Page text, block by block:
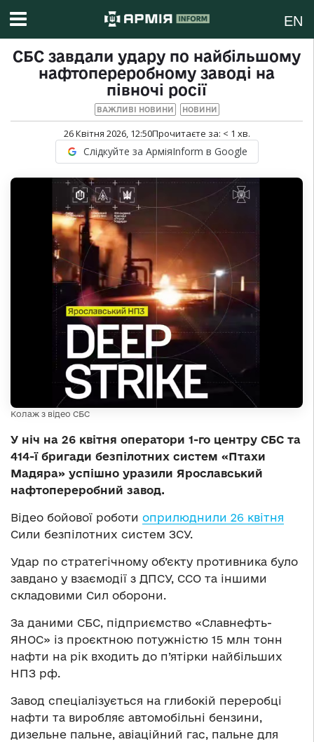
EN
СБС завдали удару по найбільшому
нафтопереробному заводі на
півночі росії
ВАЖЛИВІ НОВИНИ НОВИНИ
26 Квітня 2026, 12:50Прочитаєте за: < 1 хв.
Слідкуйте за АрміяInform в Google
Колаж з відео СБС
У ніч на 26 квітня оператори 1-го центру СБС та
414-ї бригади безпілотних систем «Птахи
Мадяра» успішно уразили Ярославський
нафтопереробний завод.
Відео бойової роботи оприлюднили 26 квітня
Сили безпілотних систем ЗСУ.
Удар по стратегічному об’єкту противника було
завдано у взаємодії з ДПСУ, ССО та іншими
складовими Сил оборони.
За даними СБС, підприємство «Славнефть-
ЯНОС» із проєктною потужністю 15 млн тонн
нафти на рік входить до п’ятірки найбільших
НПЗ рф.
Завод спеціалізується на глибокій переробці
нафти та виробляє автомобільні бензини,
дизельне пальне, авіаційний гас, пальне для